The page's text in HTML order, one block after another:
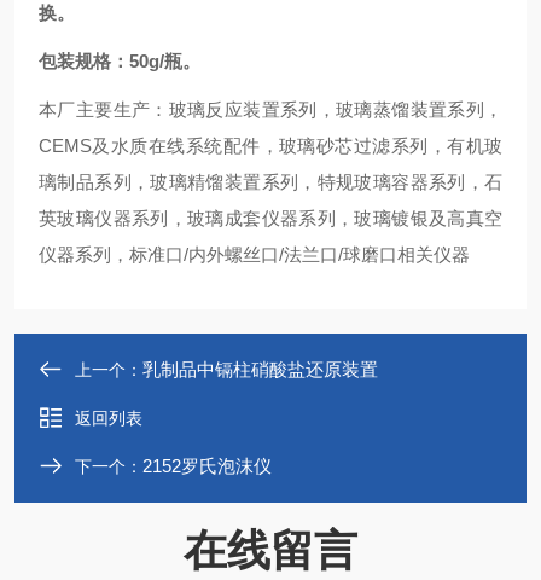
换。
包装规格：50g/瓶。
本厂主要生产：玻璃反应装置系列，玻璃蒸馏装置系列，
CEMS及水质在线系统配件，玻璃砂芯过滤系列，有机玻
璃制品系列，玻璃精馏装置系列，特规玻璃容器系列，石
英玻璃仪器系列，玻璃成套仪器系列，玻璃镀银及高真空
仪器系列，标准口/内外螺丝口/法兰口/球磨口相关仪器
上一个： 乳制品中镉柱硝酸盐还原装置
返回列表
下一个： 2152罗氏泡沫仪
在线留言